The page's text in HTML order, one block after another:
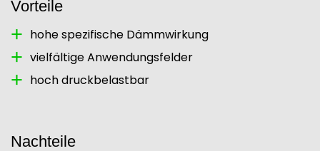
Vorteile
hohe spezifische Dämmwirkung
vielfältige Anwendungsfelder
hoch druckbelastbar
Nachteile